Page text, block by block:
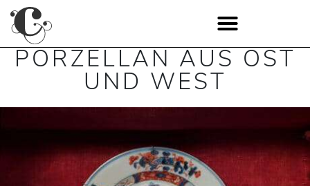
PORZELLAN AUS OST
UND WEST